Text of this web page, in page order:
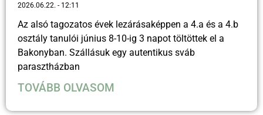
2026.06.22. 12:11
Az alsó tagozatos évek lezárásaképpen a 4.a és a 4.b
osztály tanulói június 8-10-ig 3 napot töltöttek el a
Bakonyban. Szállásuk egy autentikus sváb
parasztházban
TOVÁBB OLVASOM